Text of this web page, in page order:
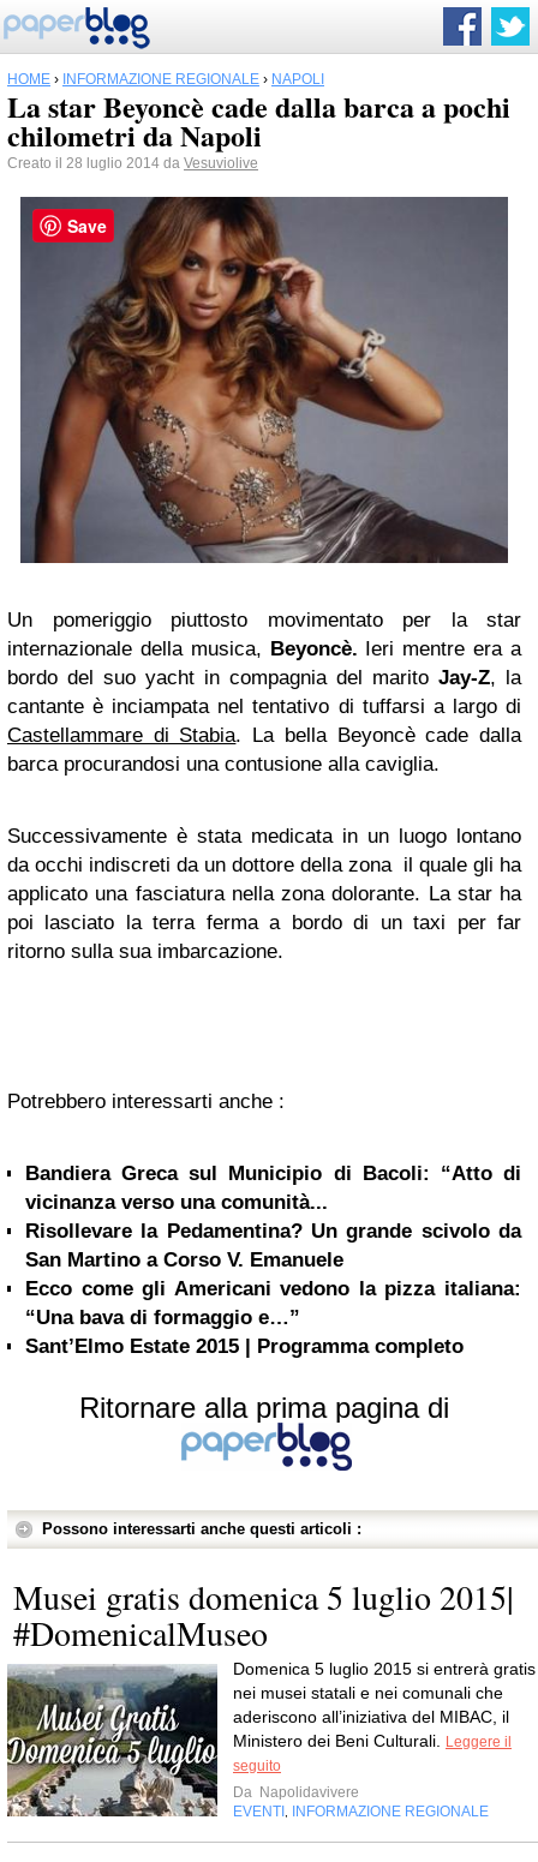
HOME › INFORMAZIONE REGIONALE › NAPOLI
La star Beyoncè cade dalla barca a pochi
chilometri da Napoli
Creato il 28 luglio 2014 da Vesuviolive
Un pomeriggio piuttosto movimentato per la star
internazionale della musica, Beyoncè. Ieri mentre era a
bordo del suo yacht in compagnia del marito Jay-Z, la
cantante è inciampata nel tentativo di tuffarsi a largo di
Castellammare di Stabia. La bella Beyoncè cade dalla
barca procurandosi una contusione alla caviglia.
Successivamente è stata medicata in un luogo lontano
da occhi indiscreti da un dottore della zona il quale gli ha
applicato una fasciatura nella zona dolorante. La star ha
poi lasciato la terra ferma a bordo di un taxi per far
ritorno sulla sua imbarcazione.
Potrebbero interessarti anche :
Bandiera Greca sul Municipio di Bacoli: “Atto di
vicinanza verso una comunità...
Risollevare la Pedamentina? Un grande scivolo da
San Martino a Corso V. Emanuele
Ecco come gli Americani vedono la pizza italiana:
“Una bava di formaggio e…”
Sant’Elmo Estate 2015 | Programma completo
Ritornare alla prima pagina di
Possono interessarti anche questi articoli :
Musei gratis domenica 5 luglio 2015|
#DomenicalMuseo
Domenica 5 luglio 2015 si entrerà gratis
nei musei statali e nei comunali che
aderiscono all’iniziativa del MIBAC, il
Ministero dei Beni Culturali.
Leggere il
seguito
Da Napolidavivere
EVENTI
INFORMAZIONE REGIONALE
Save